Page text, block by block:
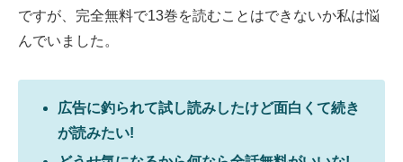
ですが、完全無料で13巻を読むことはできないか私は悩
んでいました。
広告に釣られて試し読みしたけど面白くて続き
が読みたい!